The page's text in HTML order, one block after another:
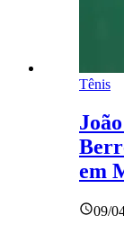
Tênis
em
09/